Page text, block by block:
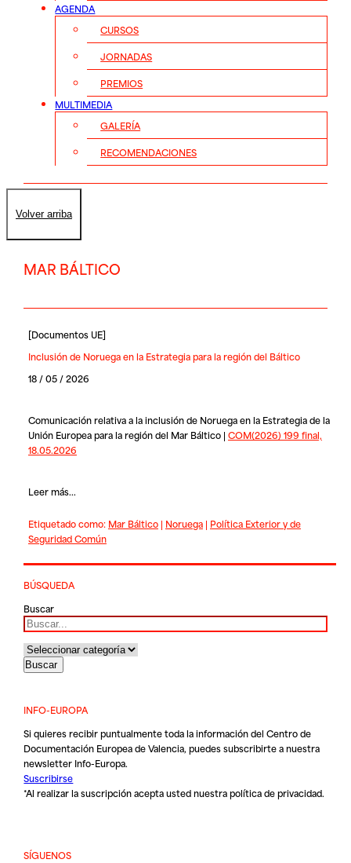
AGENDA
CURSOS
JORNADAS
PREMIOS
MULTIMEDIA
GALERÍA
RECOMENDACIONES
Volver arriba
MAR BÁLTICO
[Documentos UE]
Inclusión de Noruega en la Estrategia para la región del Báltico
18 / 05 / 2026
Comunicación relativa a la inclusión de Noruega en la Estrategia de la
Unión Europea para la región del Mar Báltico | COM(2026) 199 final,
18.05.2026
Leer más...
Etiquetado como: Mar Báltico| Noruega| Política Exterior y de
Seguridad Común
BÚSQUEDA
Buscar
INFO-EUROPA
Si quieres recibir puntualmente toda la información del Centro de
Documentación Europea de Valencia, puedes subscribirte a nuestra
newsletter Info-Europa.
Suscribirse
*Al realizar la suscripción acepta usted nuestrapolítica de privacidad.
SÍGUENOS